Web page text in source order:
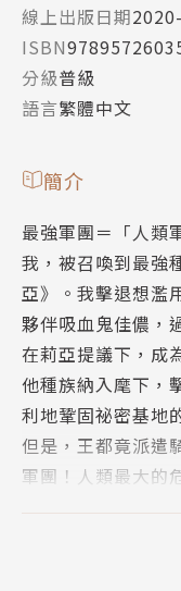
線上出版日期
ISBN
分級普級
語言繁體中文
簡介
最強軍團＝「人類
我，被召喚到最強
亞》。我擊退想濫
夥伴吸血鬼佳儂，
在莉亞提議下，成
他種族納入麾下，
利地鞏固祕密基地
但是，王都竟派遣
軍團！人類最大的
界生活‧高潮迭起